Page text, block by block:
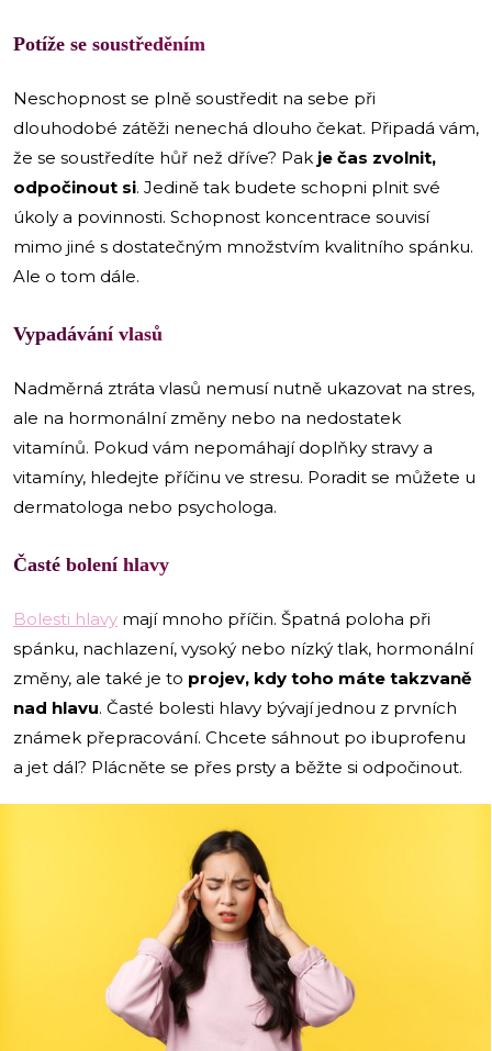
Potíže se soustředěním
Neschopnost se plně soustředit na sebe při
dlouhodobé zátěži nenechá dlouho čekat. Připadá vám,
že se soustředíte hůř než dříve? Pak je čas zvolnit,
odpočinout si. Jedině tak budete schopni plnit své
úkoly a povinnosti. Schopnost koncentrace souvisí
mimo jiné s dostatečným množstvím kvalitního spánku.
Ale o tom dále.
Vypadávání vlasů
Nadměrná ztráta vlasů nemusí nutně ukazovat na stres,
ale na hormonální změny nebo na nedostatek
vitamínů. Pokud vám nepomáhají doplňky stravy a
vitamíny, hledejte příčinu ve stresu. Poradit se můžete u
dermatologa nebo psychologa.
Časté bolení hlavy
Bolesti hlavy mají mnoho příčin. Špatná poloha při
spánku, nachlazení, vysoký nebo nízký tlak, hormonální
změny, ale také je to projev, kdy toho máte takzvaně
nad hlavu. Časté bolesti hlavy bývají jednou z prvních
známek přepracování. Chcete sáhnout po ibuprofenu
a jet dál? Plácněte se přes prsty a běžte si odpočinout.